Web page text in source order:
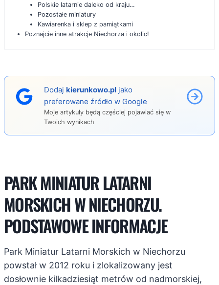
Polskie latarnie daleko od kraju…
Pozostałe miniatury
Kawiarenka i sklep z pamiątkami
Poznajcie inne atrakcje Niechorza i okolic!
Dodajkierunkowo.pl jako
preferowane źródło w Google
Moje artykuły będą częściej pojawiać się w
Twoich wynikach
PARK MINIATUR LATARNI
MORSKICH W NIECHORZU.
PODSTAWOWE INFORMACJE
Park Miniatur Latarni Morskich w Niechorzu
powstał w 2012 roku i zlokalizowany jest
dosłownie kilkadziesiąt metrów od nadmorskiej,